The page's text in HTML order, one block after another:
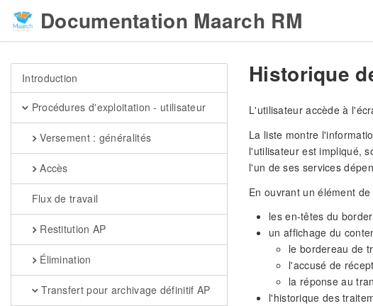
Documentation Maarch RM
Introduction
Procédures d'exploitation - utilisateur
Versement : généralités
Accès
Flux de travail
Restitution AP
Élimination
Transfert pour archivage définitif AP
Historique
L'utilisateur accède à
La liste montre
l'utilisateur est impliqué,
l'un de ses services
En ouvrant un élément
les en-têtes du
un affichage du
le bordereau de
l'accusé de
la réponse au
l'historique des